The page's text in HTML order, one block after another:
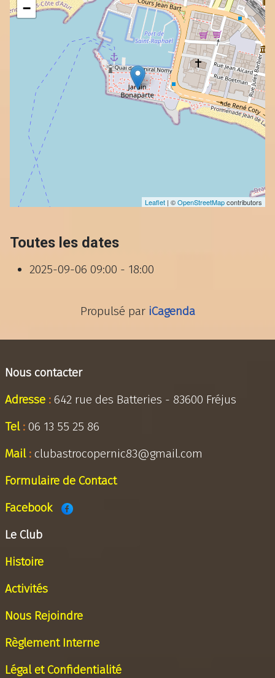
−
Leaflet | ©OpenStreetMapcontributors
Toutes les dates
2025-09-06 09:00 - 18:00
Propulsé par iCagenda
Nous contacter
Adresse : 642 rue des Batteries - 83600 Fréjus
Tel: 06 13 55 25 86
Mail: clubastrocopernic83@gmail.com
Formulaire de Contact
Facebook
Le Club
Histoire
Activités
Nous Rejoindre
Règlement Interne
Légal et Confidentialité